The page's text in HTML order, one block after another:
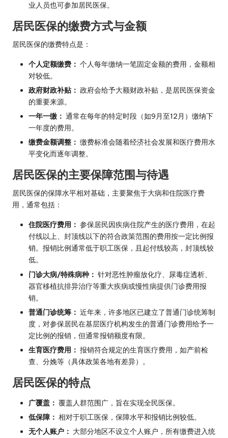
业人员也可参加居民医保。
居民医保的缴费方式与金额
居民医保的缴费特点是：
个人定额缴费： 个人每年缴纳一笔固定金额的费用，金额相
对较低。
政府财政补贴： 政府会给予大额财政补贴，是居民医保资金
的重要来源。
一年一缴： 通常在每年的特定时段（如9月至12月）缴纳下
一年度的费用。
缴费金额调整： 缴费标准会随着经济社会发展和医疗费用水
平变化而逐年调整。
居民医保的主要保障范围与待遇
居民医保的保障水平相对基础，主要聚焦于大病和住院医疗费
用，通常包括：
住院医疗费用： 参保居民因疾病住院产生的医疗费用，在起
付线以上、封顶线以下的符合政策范围的费用按一定比例报
销。报销比例通常低于职工医保，且起付线较高，封顶线较
低。
门诊大病/特殊病种： 针对恶性肿瘤放化疗、尿毒症透析、
器官移植抗排异治疗等重大疾病或慢性病提供门诊费用报
销。
普通门诊统筹： 近年来，许多地区已建立了普通门诊统筹制
度，对参保居民在基层医疗机构发生的普通门诊费用给予一
定比例的报销，但通常报销额度有限。
生育医疗费用： 报销符合规定的生育医疗费用，如产前检
查、分娩等（具体政策各地有差异）。
居民医保的特点
广覆盖： 覆盖人群范围广，旨在实现全民医保。
低保障： 相对于职工医保，保障水平和报销比例较低。
无个人账户： 大部分地区不设立个人账户，所有缴费进入统